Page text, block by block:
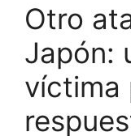
Otro
Japón:
víctima